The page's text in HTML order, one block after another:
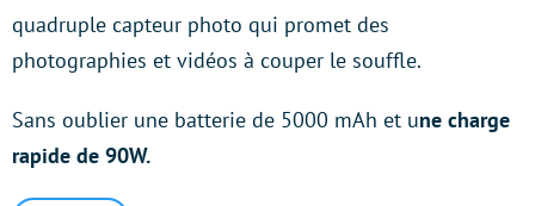
quadruple capteur photo qui promet des
photographies et vidéos à couper le souffle.
Sans oublier une batterie de 5000 mAh et une charge
rapide de 90W.